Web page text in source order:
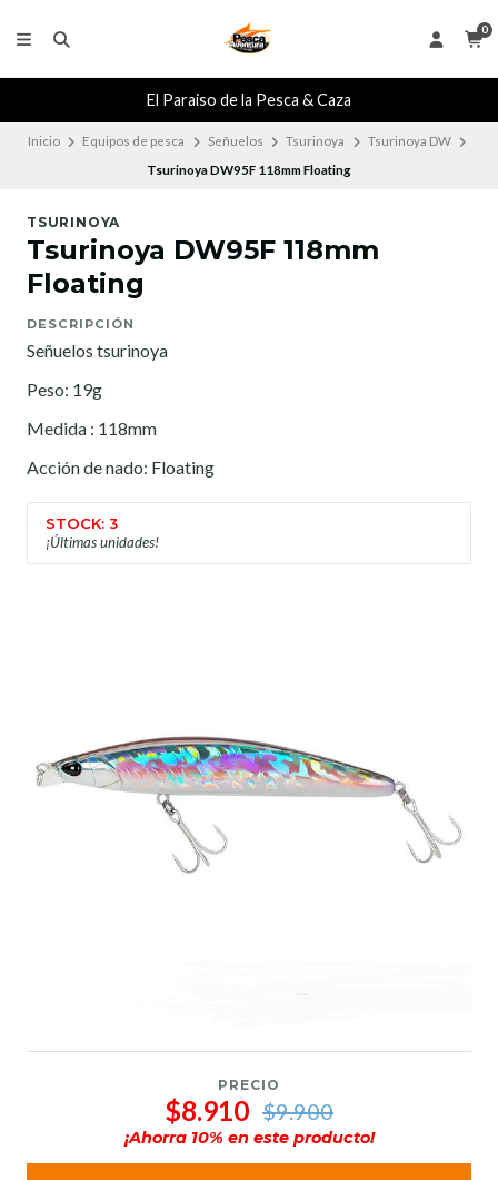
0
El Paraiso de la Pesca & Caza
Inicio Equipos de pesca Señuelos Tsurinoya
Tsurinoya DW
Tsurinoya DW95F 118mm Floating
TSURINOYA
Tsurinoya DW95F 118mm
Floating
DESCRIPCIÓN
Señuelos tsurinoya
Peso: 19g
Medida : 118mm
Acción de nado: Floating
STOCK: 3
¡Últimas unidades!
PRECIO
$8.910 $9.900
¡Ahorra 10% en este producto!